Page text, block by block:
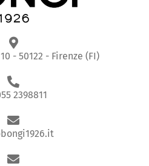
- 50122 - Firenze (FI)
2398811